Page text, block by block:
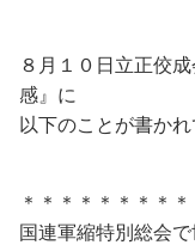
８月１０日立正佼
感』に
以下のことが書かれ
＊＊＊＊＊＊＊＊＊
国連軍縮特別総会